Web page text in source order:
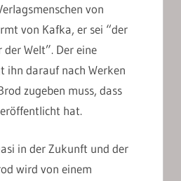
von
von Kafka, er sei “der
Welt”. Der eine
ihn darauf nach Werken
zugeben muss, dass
hat.
in der Zukunft und der
wird von einem